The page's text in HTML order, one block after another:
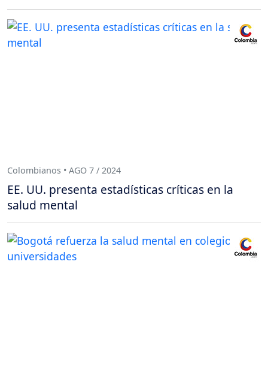
Colombianos • AGO 7 / 2024
EE. UU. presenta estadísticas críticas en la
salud mental